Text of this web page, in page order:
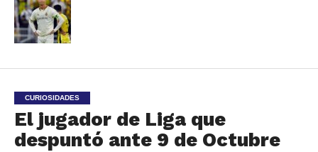
CURIOSIDADES
El jugador de Liga que
despuntó ante 9 de Octubre